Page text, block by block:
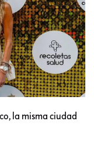
la misma ciudad